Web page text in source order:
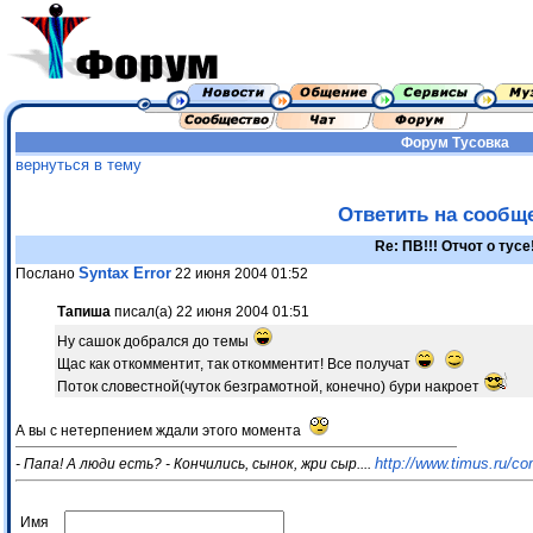
Форум Тусовка
вернуться в тему
Ответить на
Re: ПВ!!! Отчот о
Послано Syntax Error 22 июня 2004 01:52
Тапиша писал(а) 22 июня 2004 01:51
Ну сашок добрался до темы
Щас как откомментит, так откомментит! Все получат
Поток словестной(чуток безграмотной, конечно) бури накроет
А вы с нетерпением ждали этого момента
- Папа! А люди есть? - Кончились, сынок, жри сыр.... http://www.timus.ru/
Имя